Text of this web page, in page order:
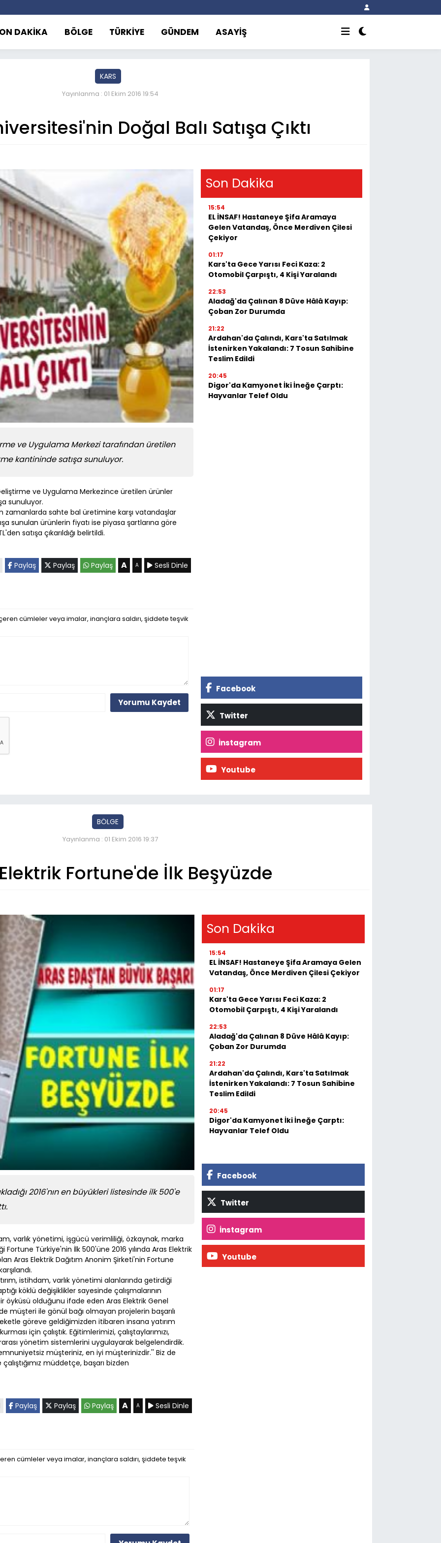
DAKİKA BÖLGE TÜRKİYE GÜNDEM ASAYİŞ
KARS
Yayınlanma : 01 Ekim 2016 19:54
Doğal Balı Satışa Çıktı
ve Uygulama Merkezi tarafından üretilen
kantininde satışa sunuluyor.
Geliştirme ve Uygulama Merkezince üretilen ürünler
sunuluyor.
zamanlarda sahte bal üretimine karşı vatandaşlar
sunulan ürünlerin fiyatı ise piyasa şartlarına göre
satışa çıkarıldığı belirtildi.
Paylaş Paylaş Paylaş A A Sesli Dinle
cümleler veya imalar, inançlara saldırı, şiddete teşvik
Yorumu Kaydet
Son Dakika
15:54
EL İNSAF! Hastaneye Şifa Aramaya
Gelen Vatandaş, Önce Merdiven Çilesi
Çekiyor
01:17
Kars'ta Gece Yarısı Feci Kaza: 2
Otomobil Çarpıştı, 4 Kişi Yaralandı
22:53
Aladağ'da Çalınan 8 Düve Hâlâ Kayıp:
Çoban Zor Durumda
21:22
Ardahan'da Çalındı, Kars'ta Satılmak
İstenirken Yakalandı: 7 Tosun Sahibine
Teslim Edildi
20:45
Digor'da Kamyonet İki İneğe Çarptı:
Hayvanlar Telef Oldu
Facebook
Twitter
İnstagram
Youtube
BÖLGE
Yayınlanma : 01 Ekim 2016 19:37
Fortune'de İlk Beşyüzde
2016'nın en büyükleri listesinde ilk 500'e
varlık yönetimi, işgücü verimliliği, özkaynak, marka
Türkiye'nin İlk 500'üne 2016 yılında Aras Elektrik
Aras Elektrik Dağıtım Anonim Şirketi'nin Fortune
istihdam, varlık yönetimi alanlarında getirdiği
köklü değişiklikler sayesinde çalışmalarının
öyküsü olduğunu ifade eden Aras Elektrik Genel
müşteri ile gönül bağı olmayan projelerin başarılı
göreve geldiğimizden itibaren insana yatırım
için çalıştık. Eğitimlerimizi, çalıştaylarımızı,
yönetim sistemlerini uygulayarak belgelendirdik.
müşteriniz, en iyi müşterinizdir.'' Biz de
müddetçe, başarı bizden
Paylaş Paylaş Paylaş A A Sesli Dinle
cümleler veya imalar, inançlara saldırı, şiddete teşvik
Son Dakika
15:54
EL İNSAF! Hastaneye Şifa Aramaya Gelen
Vatandaş, Önce Merdiven Çilesi Çekiyor
01:17
Kars'ta Gece Yarısı Feci Kaza: 2
Otomobil Çarpıştı, 4 Kişi Yaralandı
22:53
Aladağ'da Çalınan 8 Düve Hâlâ Kayıp:
Çoban Zor Durumda
21:22
Ardahan'da Çalındı, Kars'ta Satılmak
İstenirken Yakalandı: 7 Tosun Sahibine
Teslim Edildi
20:45
Digor'da Kamyonet İki İneğe Çarptı:
Hayvanlar Telef Oldu
Facebook
Twitter
İnstagram
Youtube